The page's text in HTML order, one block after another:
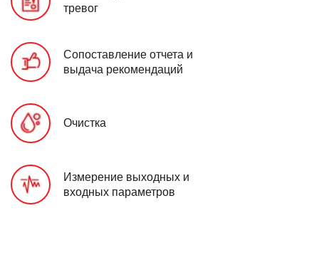
тревог
Сопоставление отчета и
выдача рекомендаций
Очистка
Измерение выходных и
входных параметров